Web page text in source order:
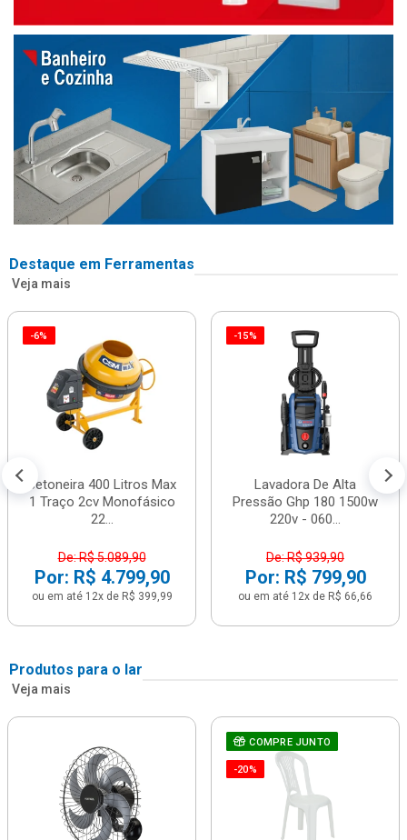
Destaque em Ferramentas
Veja mais
-6%
Betoneira 400 Litros Max
1 Traço 2cv Monofásico
22...
De: R$ 5.089,90
Por: R$ 4.799,90
ou em até 12x de R$ 399,99
-15%
Lavadora De Alta
Pressão Ghp 180 1500w
220v - 060...
De: R$ 939,90
Por: R$ 799,90
ou em até 12x de R$ 66,66
Produtos para o lar
Veja mais
COMPRE JUNTO
-20%